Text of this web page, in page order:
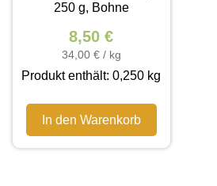
250 g, Bohne
8,50€
34,00 €/ kg
Produkt enthält: 0,250 kg
In den Warenkorb